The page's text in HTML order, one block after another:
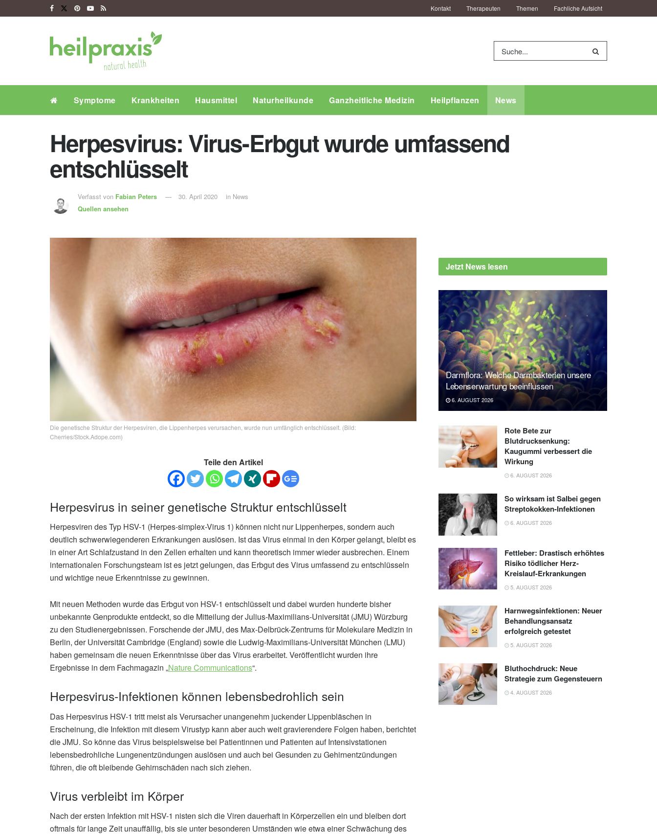
Kontakt Therapeuten Themen Fachliche Aufsicht
Symptome Krankheiten Hausmittel Naturheilkunde Ganzheitliche Medizin Heilpflanzen News
Herpesvirus: Virus-Erbgut wurde umfassend
entschlüsselt
Verfasst von Fabian Peters
Quellen ansehen
30. April 2020 in News
Die genetische Struktur der Herpesviren, die Lippenherpes verursachen, wurde nun umfänglich entschlüsselt. (Bild:
Cherries/Stock.Adope.com)
Teile den Artikel
Herpesvirus in seiner genetische Struktur entschlüsselt
Herpesviren des Typ HSV-1 (Herpes-simplex-Virus 1) können nicht nur Lippenherpes, sondern auch
deutlich schwerwiegenderen Erkrankungen auslösen. Ist das Virus einmal in den Körper gelangt, bleibt es
in einer Art Schlafzustand in den Zellen erhalten und kann theoretisch immer wieder ausbrechen. Einem
internationalen Forschungsteam ist es jetzt gelungen, das Erbgut des Virus umfassend zu entschlüsseln
und wichtige neue Erkenntnisse zu gewinnen.
Mit neuen Methoden wurde das Erbgut von HSV-1 entschlüsselt und dabei wurden hunderte bisher
unbekannte Genprodukte entdeckt, so die Mitteilung der Julius-Maximilians-Universität (JMU) Würzburg
zu den Studienergebnissen. Forschende der JMU, des Max-Delbrück-Zentrums für Molekulare Medizin in
Berlin, der Universität Cambridge (England) sowie die Ludwig-Maximilians-Universität München (LMU)
haben gemeinsam die neuen Erkenntnisse über das Virus erarbeitet. Veröffentlicht wurden ihre
Ergebnisse in dem Fachmagazin „Nature Communications“.
Herpesvirus-Infektionen können lebensbedrohlich sein
Das Herpesvirus HSV-1 tritt meist als Verursacher unangenehm juckender Lippenbläschen in
Erscheinung, die Infektion mit diesem Virustyp kann aber auch weit gravierendere Folgen haben, berichtet
die JMU. So könne das Virus beispielsweise bei Patientinnen und Patienten auf Intensivstationen
lebensbedrohliche Lungenentzündungen auslösen und auch bei Gesunden zu Gehirnentzündungen
führen, die oft bleibende Gehirnschäden nach sich ziehen.
Virus verbleibt im Körper
Nach der ersten Infektion mit HSV-1 nisten sich die Viren dauerhaft in Körperzellen ein und bleiben dort
oftmals für lange Zeit unauffällig, bis sie unter besonderen Umständen wie etwa einer Schwächung des
Jetzt News lesen
Darmflora: Welche Darmbakterien unsere
Lebenserwartung beeinflussen
6. AUGUST 2026
Rote Bete zur
Blutdrucksenkung:
Kaugummi verbessert die
Wirkung
6. AUGUST 2026
So wirksam ist Salbei gegen
Streptokokken-Infektionen
6. AUGUST 2026
Fettleber: Drastisch erhöhtes
Risiko tödlicher Herz-
Kreislauf-Erkrankungen
5. AUGUST 2026
Harnwegsinfektionen: Neuer
Behandlungsansatz
erfolgreich getestet
5. AUGUST 2026
Bluthochdruck: Neue
Strategie zum Gegensteuern
4. AUGUST 2026